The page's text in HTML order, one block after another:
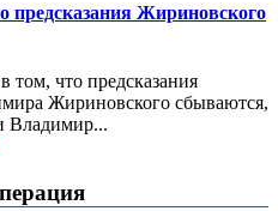
предсказания Жириновского
том, что предсказания
Жириновского сбываются,
Владимир...